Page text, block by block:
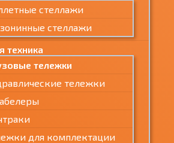
стеллажи
стеллажи
техника
тележки
тележки
для комплектации